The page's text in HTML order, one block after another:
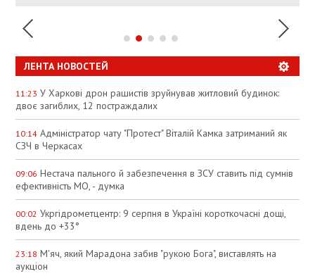
ЛЕНТА НОВОСТЕЙ
11:23 У Харкові дрон рашистів зруйнував житловий будинок:
двоє загиблих, 12 постраждалих
10:14 Адміністратор чату "Протест" Віталій Камка затриманий як
СЗЧ в Черкасах
09:06 Нестача пального й забезпечення в ЗСУ ставить під сумнів
ефективність МО, - думка
00:02 Укргідрометцентр: 9 серпня в Україні короткочасні дощі,
вдень до +33°
23:18 М'яч, який Марадона забив "рукою Бога", виставлять на
аукціон